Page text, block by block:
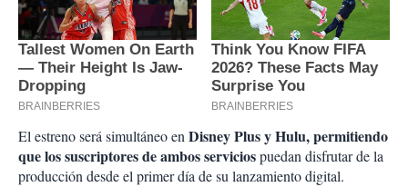
El estreno será simultáneo enDisney Plus y Hulu, permitiendo
que los suscriptores de ambos serviciospuedan disfrutar de la
producción desde el primer día de su lanzamiento digital.